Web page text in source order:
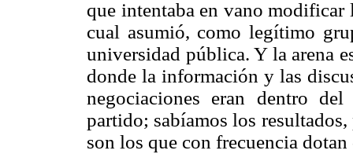
que intentaba en vano
cual asumió, como legítimo
universidad pública. Y la arena
donde la información y las
negociaciones eran dentro
partido; sabíamos los
son los que con frecuencia